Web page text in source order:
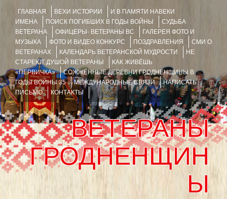
ГЛАВНАЯ ВЕХИ ИСТОРИИ
И В ПАМЯТИ НАВЕКИ
ИМЕНА
ПОИСК ПОГИБШИХ В ГОДЫ ВОЙНЫ
СУДЬБА
ВЕТЕРАНА
ОФИЦЕРЫ- ВЕТЕРАНЫ ВС
ГАЛЕРЕЯ ФОТО И
МУЗЫКА
ФОТО И ВИДЕО КОНКУРС ПОЗДРАВЛЕНИЯ
СМИ О
ВЕТЕРАНАХ
КАЛЕНДАРЬ ВЕТЕРАНСКОЙ МУДРОСТИ
НЕ
СТАРЕЮТ ДУШОЙ ВЕТЕРАНЫ
КАК ЖИВЁШЬ
«ПЕРВИЧКА»
СОЖЖЁННЫЕ ДЕРЕВНИ ГРОДНЕНЩИНЫ В
ГОДЫ ВОЙНЫ 35
МЕЖДУНАРОДНЫЕ СВЯЗИ
НАПИСАТЬ
ПИСЬМО
КОНТАКТЫ
ВЕТЕРАНЫ
ГРОДНЕНЩИН
Ы